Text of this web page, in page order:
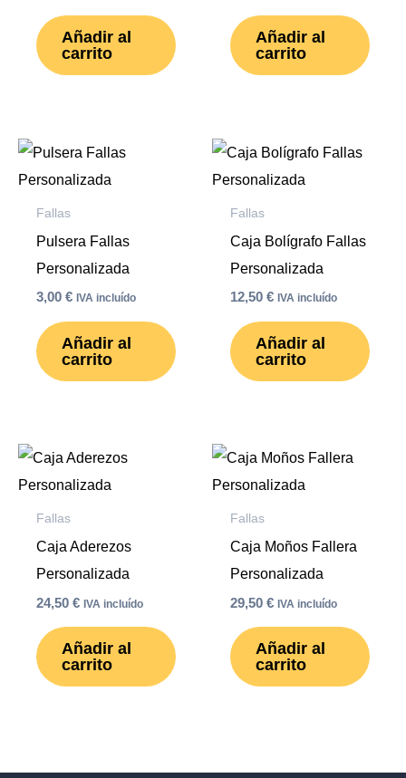
Añadir al
carrito
Añadir al
carrito
Fallas
Pulsera Fallas
Personalizada
3,00 € IVA incluído
Añadir al
carrito
Fallas
Caja Bolígrafo Fallas
Personalizada
12,50 € IVA incluído
Añadir al
carrito
Fallas
Caja Aderezos
Personalizada
24,50 € IVA incluído
Añadir al
carrito
Fallas
Caja Moños Fallera
Personalizada
29,50 € IVA incluído
Añadir al
carrito